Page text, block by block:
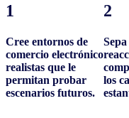
1
Cree entornos de
comercio electrónico
realistas que le
permitan probar
escenarios futuros.
2
los